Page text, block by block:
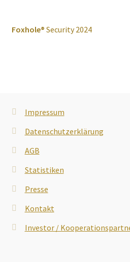
Foxhole® Security 2024
Impressum
Datenschutzerklärung
AGB
Statistiken
Presse
Kontakt
Investor /